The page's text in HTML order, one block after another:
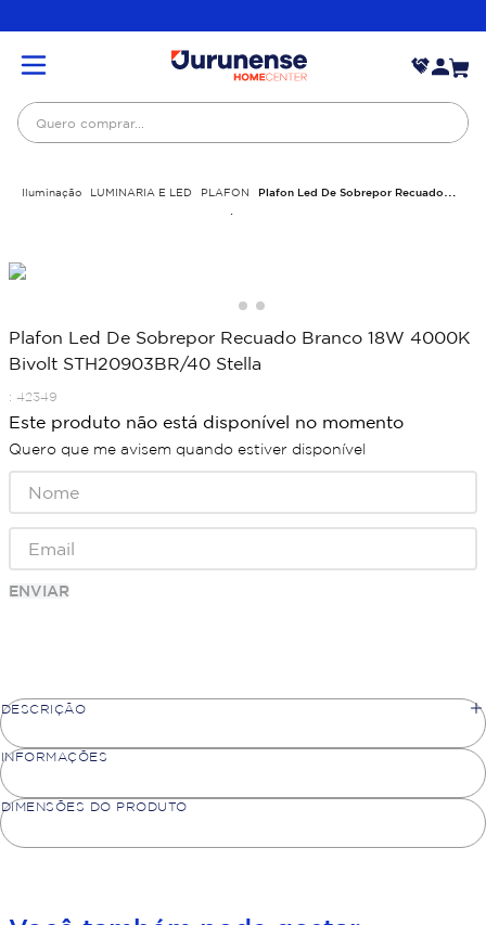
Quero comprar...
Iluminação LUMINARIA E LED PLAFON Plafon Led De Sobrepor Recuado
Branco 18W 4000K Bivolt STH20903BR/40 Stella
Plafon Led De Sobrepor Recuado Branco 18W 4000K
Bivolt STH20903BR/40 Stella
: 42349
Este produto não está disponível no momento
Quero que me avisem quando estiver disponível
ENVIAR
DESCRIÇÃO
INFORMAÇÕES
DIMENSÕES DO PRODUTO